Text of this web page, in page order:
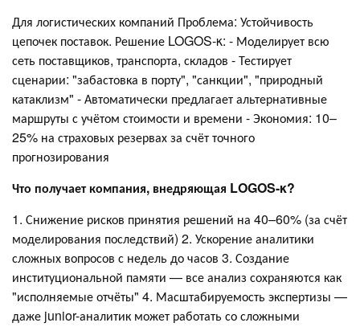
Для логистических компаний Проблема: Устойчивость
цепочек поставок. Решение LOGOS-κ: - Моделирует всю
сеть поставщиков, транспорта, складов - Тестирует
сценарии: "забастовка в порту", "санкции", "природный
катаклизм" - Автоматически предлагает альтернативные
маршруты с учётом стоимости и времени - Экономия: 10–
25% на страховых резервах за счёт точного
прогнозирования
Что получает компания, внедряющая LOGOS-κ?
1. Снижение рисков принятия решений на 40–60% (за счёт
моделирования последствий) 2. Ускорение аналитики
сложных вопросов с недель до часов 3. Создание
институциональной памяти — все анализ сохраняются как
"исполняемые отчёты" 4. Масштабируемость экспертизы —
даже junior-аналитик может работать со сложными